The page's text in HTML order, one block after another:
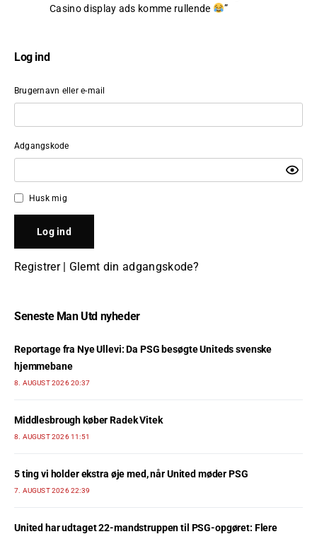
Casino display ads komme rullende
”
Log ind
Brugernavn eller e-mail
Adgangskode
Husk mig
Registrer| Glemt din adgangskode?
Seneste Man Utd nyheder
Reportage fra Nye Ullevi: Da PSG besøgte Uniteds svenske
hjemmebane
8. AUGUST 2026 20:37
Middlesbrough køber Radek Vitek
8. AUGUST 2026 11:51
5 ting vi holder ekstra øje med, når United møder PSG
7. AUGUST 2026 22:39
United har udtaget 22-mandstruppen til PSG-opgøret: Flere